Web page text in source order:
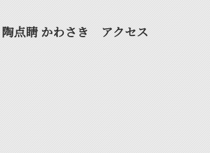
陶点睛 かわさき アクセス